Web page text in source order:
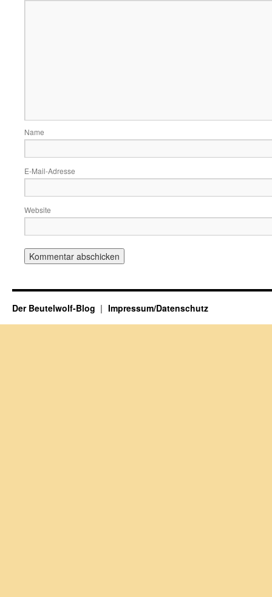
Name
E-Mail-Adresse
Website
Der Beutelwolf-Blog Impressum/Datenschutz